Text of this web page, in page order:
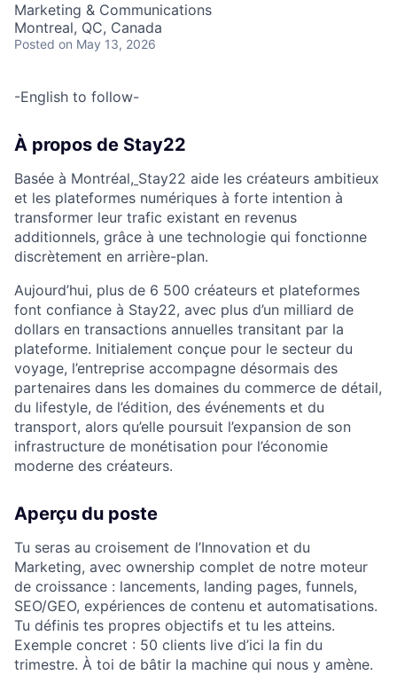
Marketing & Communications
Montreal, QC, Canada
Posted on May 13, 2026
-English to follow-
À propos de Stay22
Basée à Montréal, Stay22 aide les créateurs ambitieux
et les plateformes numériques à forte intention à
transformer leur trafic existant en revenus
additionnels, grâce à une technologie qui fonctionne
discrètement en arrière-plan.
Aujourd’hui, plus de 6 500 créateurs et plateformes
font confiance à Stay22, avec plus d’un milliard de
dollars en transactions annuelles transitant par la
plateforme. Initialement conçue pour le secteur du
voyage, l’entreprise accompagne désormais des
partenaires dans les domaines du commerce de détail,
du lifestyle, de l’édition, des événements et du
transport, alors qu’elle poursuit l’expansion de son
infrastructure de monétisation pour l’économie
moderne des créateurs.
Aperçu du poste
Tu seras au croisement de l’Innovation et du
Marketing, avec ownership complet de notre moteur
de croissance : lancements, landing pages, funnels,
SEO/GEO, expériences de contenu et automatisations.
Tu définis tes propres objectifs et tu les atteins.
Exemple concret : 50 clients live d’ici la fin du
trimestre. À toi de bâtir la machine qui nous y amène.